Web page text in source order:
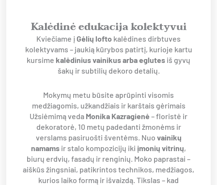
Kalėdinė edukacija kolektyvui
Kviečiame įGėlių lofto kalėdines dirbtuves
kolektyvams – jaukią kūrybos patirtį, kurioje kartu
kursime kalėdinius vainikus arba eglutes iš gyvų
šakų ir subtilių dekoro detalių.
Mokymų metu būsite aprūpinti visomis
medžiagomis, užkandžiais ir karštais gėrimais
Užsiėmimą veda Monika Kazragienė – floristė ir
dekoratorė, 10 metų padedanti žmonėms ir
verslams pasiruošti šventėms. Nuo vainikų
namams ir stalo kompozicijų iki įmonių vitrinų,
biurų erdvių, fasadų ir renginių. Moko paprastai –
aiškūs žingsniai, patikrintos technikos, medžiagos,
kurios laiko formą ir išvaizdą. Tikslas – kad